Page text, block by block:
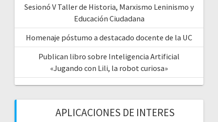
Sesionó V Taller de Historia, Marxismo Leninismo y
Educación Ciudadana
Homenaje póstumo a destacado docente de la UC
Publican libro sobre Inteligencia Artificial
«Jugando con Lili, la robot curiosa»
APLICACIONES DE INTERES